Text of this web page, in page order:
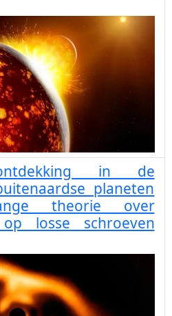
in de
planeten
theorie over
losse schroeven